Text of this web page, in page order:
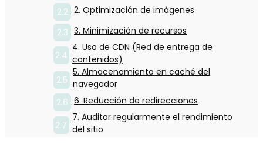
2. Optimización de imágenes
3. Minimización de recursos
4. Uso de CDN (Red de entrega de
contenidos)
5. Almacenamiento en caché del
navegador
6. Reducción de redirecciones
7. Auditar regularmente el rendimiento
del sitio